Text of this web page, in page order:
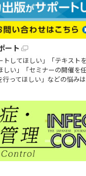
ート
トしてほしい」「テキスト
しい」「セミナーの開催を
行ってほしい」などの悩み